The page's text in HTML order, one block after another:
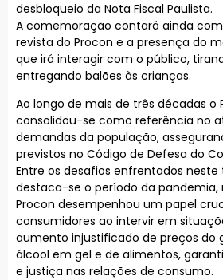
desbloqueio da Nota Fiscal Paulista.
A comemoração contará ainda
revista do Procon e a presença do
que irá interagir com o público,
entregando balões às crianças.
Ao longo de mais de três décadas o
consolidou-se como referência no
demandas da população,
previstos no Código de Defesa do
Entre os desafios enfrentados
destaca-se o período da
Procon desempenhou um papel
consumidores ao intervir em
aumento injustificado de preços do
álcool em gel e de alimentos,
e justiça nas relações de consumo.